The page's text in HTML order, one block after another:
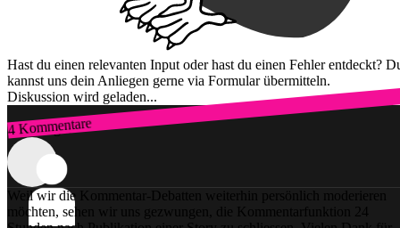
Hast du einen relevanten Input oder hast du einen Fehler entdeckt?
kannst uns dein Anliegen gerne via Formular übermitteln.
Diskussion wird geladen...
4 Kommentare
Zum Login
Weil wir die Kommentar-Debatten weiterhin persönlich moderieren
möchten, sehen wir uns gezwungen, die Kommentarfunktion 24